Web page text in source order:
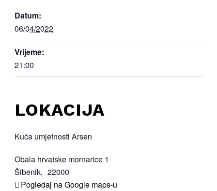
Datum:
06/04/2022
Vrijeme:
21:00
LOKACIJA
Kuća umjetnosti Arsen
Obala hrvatske mornarice 1
Šibenik, 22000
Pogledaj na Google maps-u